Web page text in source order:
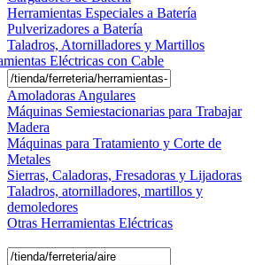
Herramientas Especiales a Batería
Pulverizadores a Batería
Taladros, Atornilladores y Martillos
Eléctricas con Cable
Amoladoras Angulares
Máquinas Semiestacionarias para Trabajar
Madera
Máquinas para Tratamiento y Corte de
Metales
Sierras, Caladoras, Fresadoras y Lijadoras
Taladros, atornilladores, martillos y
demoledores
Otras Herramientas Eléctricas